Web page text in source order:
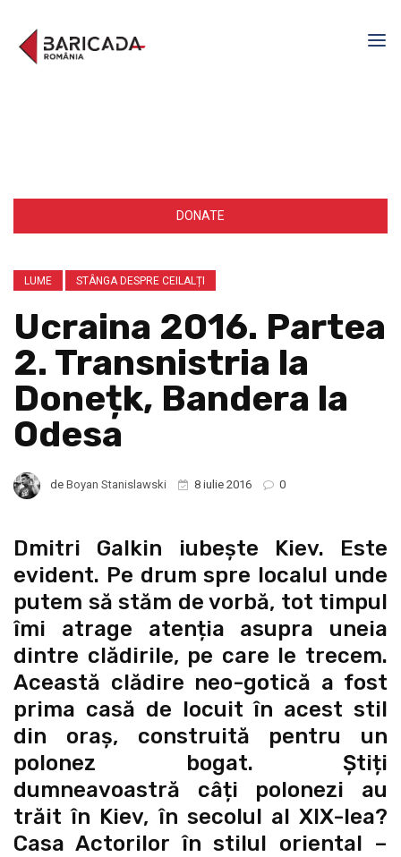
DONATE
LUME STÂNGA DESPRE CEILALȚI
Ucraina 2016. Partea
2. Transnistria la
Donețk, Bandera la
Odesa
de Boyan Stanislawski 8 iulie 2016 0
Dmitri Galkin iubește Kiev. Este
evident. Pe drum spre localul unde
putem să stăm de vorbă, tot timpul
îmi atrage atenția asupra uneia
dintre clădirile, pe care le trecem.
Această clădire neo-gotică a fost
prima casă de locuit în acest stil
din oraș, construită pentru un
polonez bogat. Știți
dumneavoastră câți polonezi au
trăit în Kiev, în secolul al XIX-lea?
Casa Actorilor în stilul oriental –